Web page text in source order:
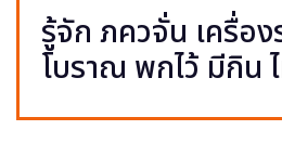
รู้จัก ภควจั่น เครื่อ
โบราณ พกไว้ มีกิน